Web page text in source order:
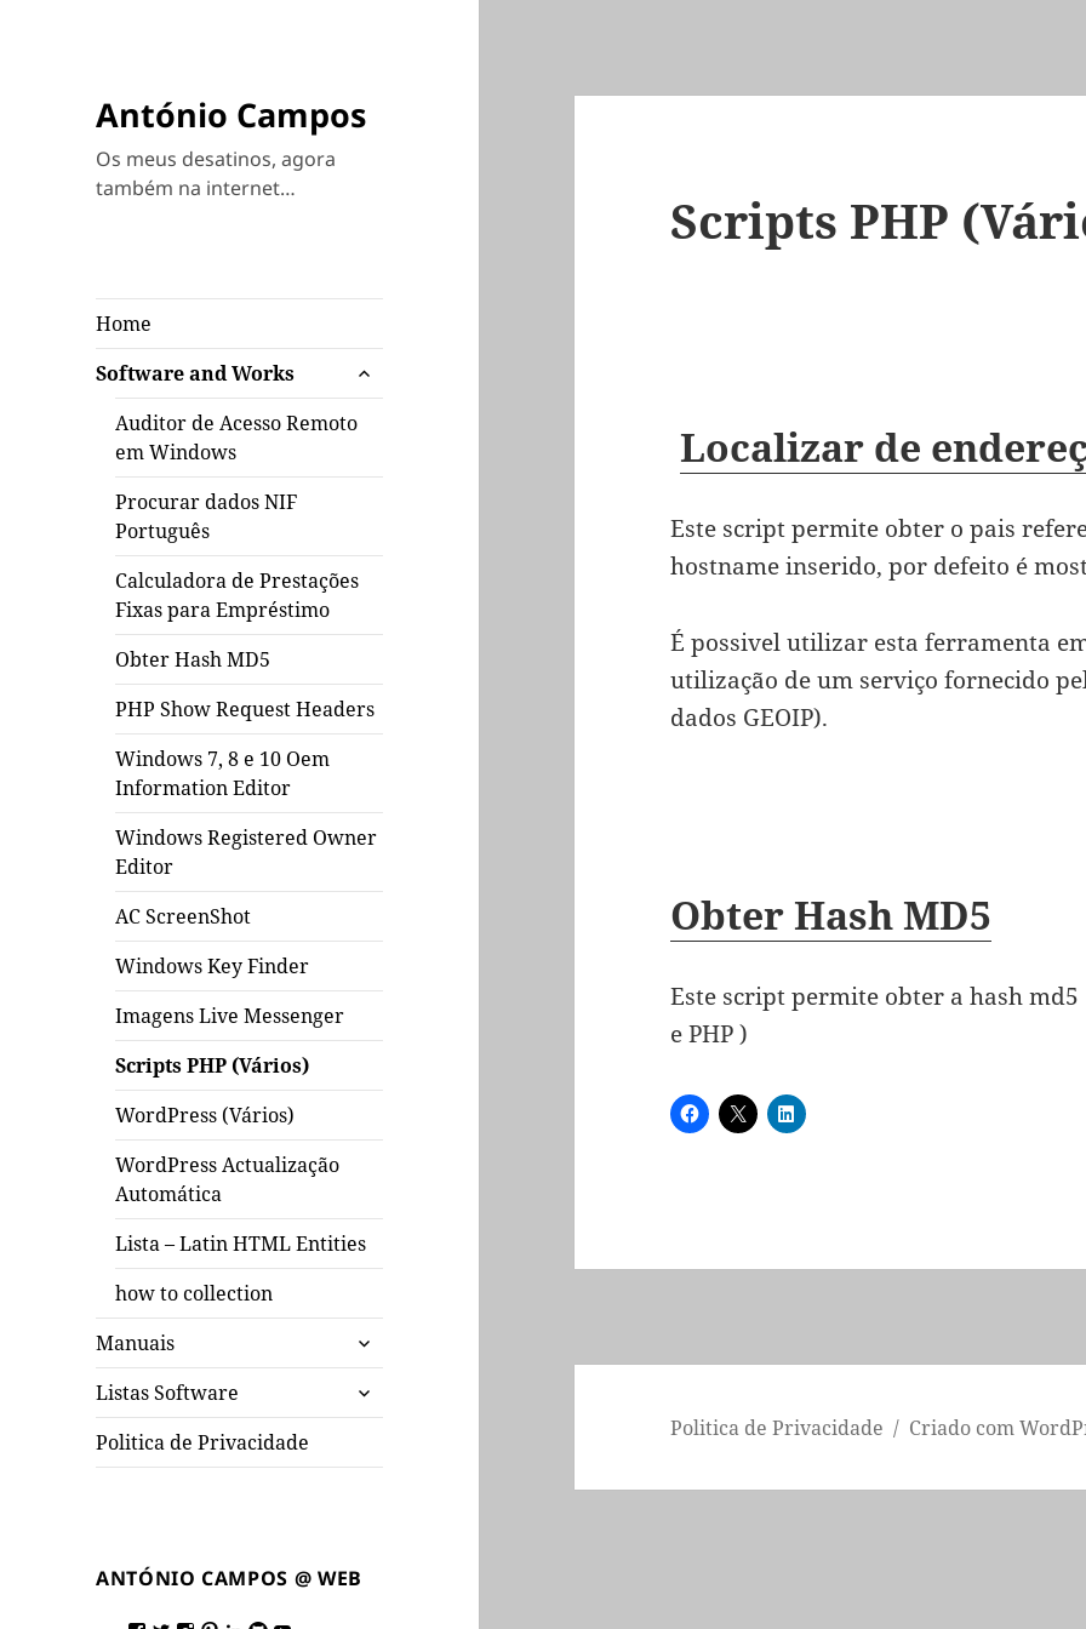
António Campos
Os meus desatinos, agora
também na internet…
Home
Software and Works
expandir
submenu
Auditor de Acesso Remoto
em Windows
Procurar dados NIF
Português
Calculadora de Prestações
Fixas para Empréstimo
Obter Hash MD5
PHP Show Request Headers
Windows 7, 8 e 10 Oem
Information Editor
Windows Registered Owner
Editor
AC ScreenShot
Windows Key Finder
Imagens Live Messenger
Scripts PHP (Vários)
WordPress (Vários)
WordPress Actualização
Automática
Lista – Latin HTML Entities
how to collection
Manuais
expandir
submenu
Listas Software
expandir
submenu
Politica de Privacidade
ANTÓNIO CAMPOS @ WEB
Scripts PHP
Localizar de
Este script permite obter o pais
hostname inserido, por defeito é
É possivel utilizar esta ferramenta
utilização de um serviço fornecido
dados GEOIP).
Obter Hash MD5
Este script permite obter a hash
e PHP )
Politica de Privacidade Criado com